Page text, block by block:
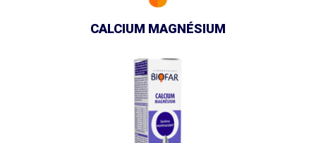
CALCIUM MAGNÉSIUM